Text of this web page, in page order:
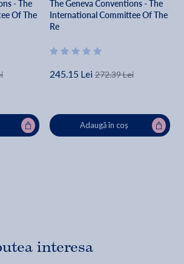
- The
Of The
The Geneva Conventions - The
International Committee Of The
Re
245.15 Lei 272.39 Lei
Adaugă în coș
interesa